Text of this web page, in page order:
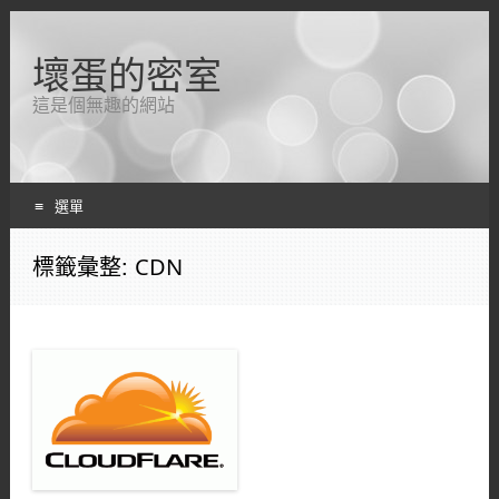
壞蛋的密室
這是個無趣的網站
選單
跳轉到內容
標籤彙整: CDN